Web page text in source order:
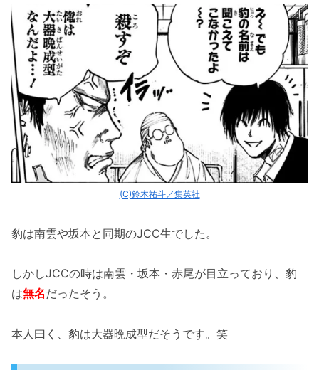
(C)鈴木祐斗／集英社
豹は南雲や坂本と同期のJCC生でした。
しかしJCCの時は南雲・坂本・赤尾が目立っており、豹
は無名だったそう。
本人曰く、豹は大器晩成型だそうです。笑